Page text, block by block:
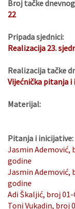
Broj tačke
22
Pripada sjednici:
Realizacija 23.
Realizacija tačke
Vijećnička pitanja
Materijal:
Pitanja i inicijative:
Jasmin Ademović,
godine
Jasmin Ademović,
godine
Adi Škaljić, broj 01-
Toni Vukadin, broj